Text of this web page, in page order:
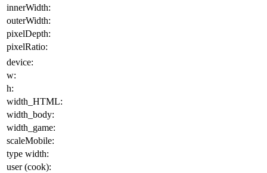
innerWidth:
outerWidth:
pixelDepth:
pixelRatio:
device:
w:
h:
width_HTML:
width_body:
width_game:
scaleMobile:
type width:
user (cook):